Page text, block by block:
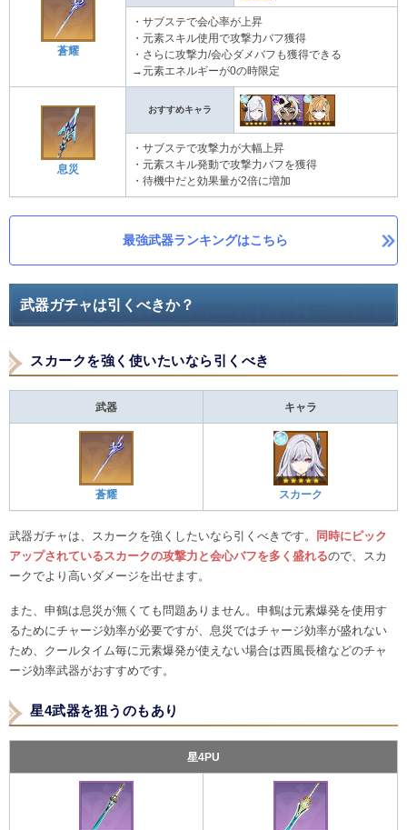
蒼耀
・サブステで会心率が上昇
・元素スキル使用で攻撃力バフ獲得
・さらに攻撃力/会心ダメバフも獲得できる
→元素エネルギーが0の時限定
息災
おすすめキャラ
・サブステで攻撃力が大幅上昇
・元素スキル発動で攻撃力バフを獲得
・待機中だと効果量が2倍に増加
最強武器ランキングはこちら
武器ガチャは引くべきか？
スカークを強く使いたいなら引くべき
武器 キャラ
蒼耀 スカーク
武器ガチャは、スカークを強くしたいなら引くべきです。
同時にピック
アップされているスカークの攻撃力と会心バフを多く盛れるので、スカ
ークでより高いダメージを出せます。
また、申鶴は息災が無くても問題ありません。申鶴は元素爆発を使用す
るためにチャージ効率が必要ですが、息災ではチャージ効率が盛れない
ため、クールタイム毎に元素爆発が使えない場合は西風長槍などのチャ
ージ効率武器がおすすめです。
星4武器を狙うのもあり
星4PU